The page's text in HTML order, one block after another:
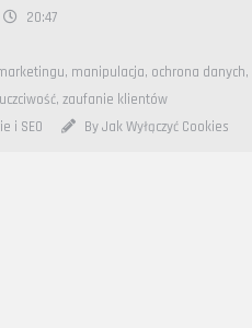
20:47
, manipulacja, ochrona danych,
uczciwość, zaufanie klientów
i SEO
By Jak Wyłączyć Cookies